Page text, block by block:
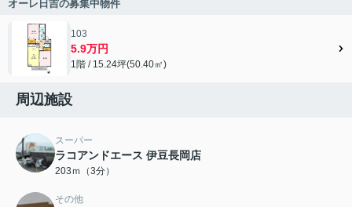
オーレ日吉の募集中物件
103
5.9万円
1階 / 15.24坪(50.40㎡)
周辺施設
スーパー
ラコアンドエース 伊豆長岡店
203ｍ（3分）
その他